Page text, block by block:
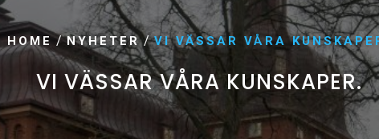
HOME/NYHETER/VI VÄSSAR VÅRA
VI VÄSSAR VÅRA KUNSKAPER.